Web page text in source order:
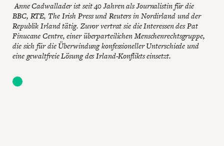
Anne Cadwallader ist seit 40 Jahren als Journalistin für die
BBC, RTE, The Irish Press und Reuters in Nordirland und der
Republik Irland tätig. Zuvor vertrat sie die Interessen des Pat
Finucane Centre, einer überparteilichen Menschenrechtsgruppe,
die sich für die Überwindung konfessioneller Unterschiede und
eine gewaltfreie Lösung des Irland-Konflikts einsetzt.